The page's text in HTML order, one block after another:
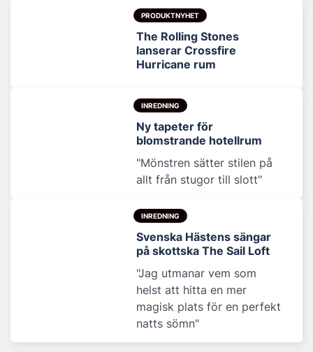
PRODUKTNYHET
The Rolling Stones
lanserar Crossfire
Hurricane rum
INREDNING
Ny tapeter för
blomstrande hotellrum
"Mönstren sätter stilen på
allt från stugor till slott"
INREDNING
Svenska Hästens sängar
på skottska The Sail Loft
"Jag utmanar vem som
helst att hitta en mer
magisk plats för en perfekt
natts sömn"